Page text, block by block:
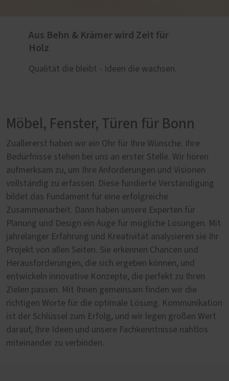
Aus Behn & Krämer wird Zeit für
Holz
Qualität die bleibt - Ideen die wachsen.
Möbel, Fenster, Türen für Bonn
Zuallererst haben wir ein Ohr für Ihre Wünsche. Ihre
Bedürfnisse stehen bei uns an erster Stelle. Wir hören
aufmerksam zu, um Ihre Anforderungen und Visionen
vollständig zu erfassen. Diese fundierte Verständigung
bildet das Fundament für eine erfolgreiche
Zusammenarbeit. Dann haben unsere Experten für
Planung und Design ein Auge für mögliche Lösungen. Mit
jahrelanger Erfahrung und Kreativität analysieren sie Ihr
Projekt von allen Seiten. Sie erkennen Chancen und
Herausforderungen, die sich ergeben können, und
entwickeln innovative Konzepte, die perfekt zu Ihren
Zielen passen. Mit Ihnen gemeinsam finden wir die
richtigen Worte für die optimale Lösung. Kommunikation
ist der Schlüssel zum Erfolg, und wir legen großen Wert
darauf, Ihre Ideen und unsere Fachkenntnisse nahtlos
miteinander zu verbinden.